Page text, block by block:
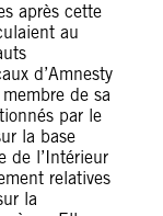
après cette
au
d’Amnesty
de sa
par le
la base
de l’Intérieur
relatives
la